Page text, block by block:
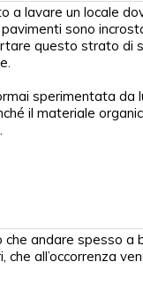
a lavare un locale
sono
questo strato di
sperimentata da
il materiale
che andare spesso a
che all’occorrenza